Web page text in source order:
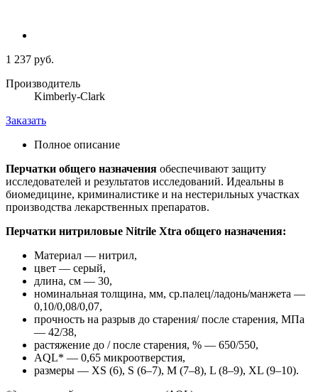
1 237 руб.
Производитель
Kimberly-Clark
Заказать
Полное описание
Перчатки общего назначения обеспечивают защиту
исследователей и результатов исследований. Идеальны в
биомедицине, криминалистике и на нестерильных участках
производства лекарственных препаратов.
Перчатки нитриловые Nitrile Xtra общего назначения:
Материал — нитрил,
цвет — серый,
длина, см — 30,
номинальная толщина, мм, ср.палец/ладонь/манжета —
0,10/0,08/0,07,
прочность на разрыв до старения/ после старения, МПа
— 42/38,
растяжение до / после старения, % — 650/550,
AQL* — 0,65 микроотверстия,
размеры — XS (6), S (6–7), M (7–8), L (8–9), XL (9–10).